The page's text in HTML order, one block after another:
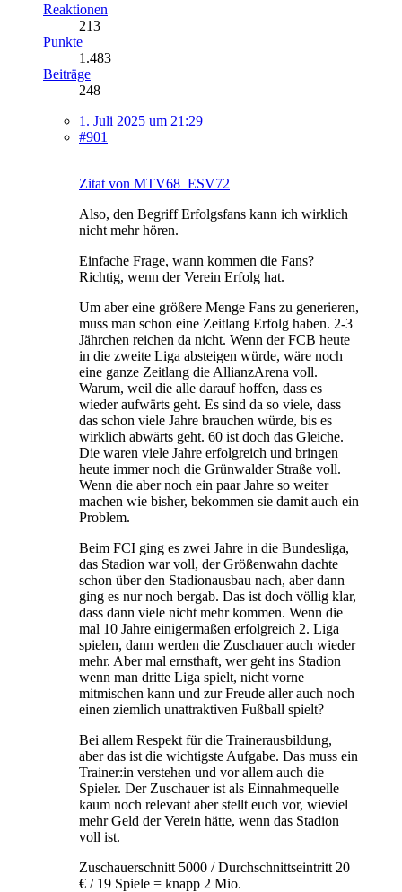
Reaktionen
213
Punkte
1.483
Beiträge
248
1. Juli 2025 um 21:29
#901
Zitat von MTV68_ESV72
Also, den Begriff Erfolgsfans kann ich wirklich
nicht mehr hören.
Einfache Frage, wann kommen die Fans?
Richtig, wenn der Verein Erfolg hat.
Um aber eine größere Menge Fans zu generieren,
muss man schon eine Zeitlang Erfolg haben. 2-3
Jährchen reichen da nicht. Wenn der FCB heute
in die zweite Liga absteigen würde, wäre noch
eine ganze Zeitlang die AllianzArena voll.
Warum, weil die alle darauf hoffen, dass es
wieder aufwärts geht. Es sind da so viele, dass
das schon viele Jahre brauchen würde, bis es
wirklich abwärts geht. 60 ist doch das Gleiche.
Die waren viele Jahre erfolgreich und bringen
heute immer noch die Grünwalder Straße voll.
Wenn die aber noch ein paar Jahre so weiter
machen wie bisher, bekommen sie damit auch ein
Problem.
Beim FCI ging es zwei Jahre in die Bundesliga,
das Stadion war voll, der Größenwahn dachte
schon über den Stadionausbau nach, aber dann
ging es nur noch bergab. Das ist doch völlig klar,
dass dann viele nicht mehr kommen. Wenn die
mal 10 Jahre einigermaßen erfolgreich 2. Liga
spielen, dann werden die Zuschauer auch wieder
mehr. Aber mal ernsthaft, wer geht ins Stadion
wenn man dritte Liga spielt, nicht vorne
mitmischen kann und zur Freude aller auch noch
einen ziemlich unattraktiven Fußball spielt?
Bei allem Respekt für die Trainerausbildung,
aber das ist die wichtigste Aufgabe. Das muss ein
Trainer:in verstehen und vor allem auch die
Spieler. Der Zuschauer ist als Einnahmequelle
kaum noch relevant aber stellt euch vor, wieviel
mehr Geld der Verein hätte, wenn das Stadion
voll ist.
Zuschauerschnitt 5000 / Durchschnittseintritt 20
€ / 19 Spiele = knapp 2 Mio.